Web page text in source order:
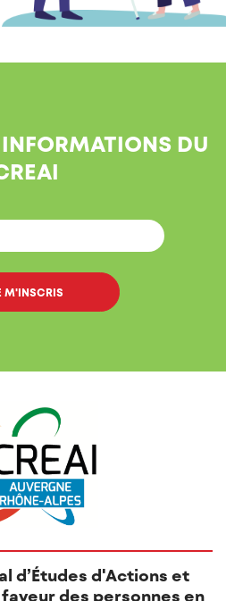
DU
d’Études d'Actions et
des personnes en